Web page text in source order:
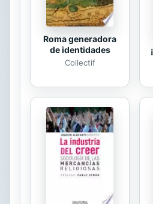
Roma generadora
de identidades
Collectif